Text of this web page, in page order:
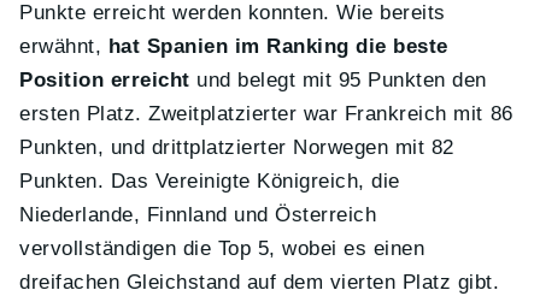
Punkte erreicht werden konnten. Wie bereits
erwähnt, hat Spanien im Ranking die beste
Position erreicht und belegt mit 95 Punkten den
ersten Platz. Zweitplatzierter war Frankreich mit 86
Punkten, und drittplatzierter Norwegen mit 82
Punkten. Das Vereinigte Königreich, die
Niederlande, Finnland und Österreich
vervollständigen die Top 5, wobei es einen
dreifachen Gleichstand auf dem vierten Platz gibt.